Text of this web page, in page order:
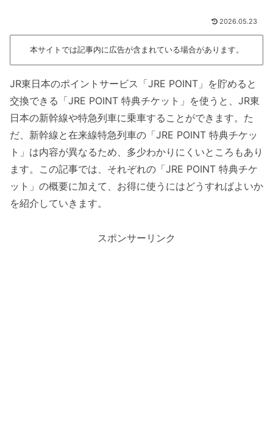
2026.05.23
本サイトでは記事内に広告が含まれている場合があります。
JR東日本のポイントサービス「JRE POINT」を貯めると
交換できる「JRE POINT 特典チケット」を使うと、JR東
日本の新幹線や特急列車に乗車することができます。た
だ、新幹線と在来線特急列車の「JRE POINT 特典チケッ
ト」は内容が異なるため、多少わかりにくいところもあり
ます。この記事では、それぞれの「JRE POINT 特典チケ
ット」の概要に加えて、お得に使うにはどうすればよいか
を紹介していきます。
スポンサーリンク